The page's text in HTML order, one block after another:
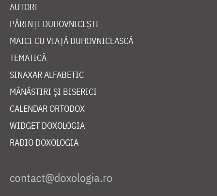
AUTORI
PĂRINȚI DUHOVNICEȘTI
MAICI CU VIAȚĂ DUHOVNICEASCĂ
TEMATICĂ
SINAXAR ALFABETIC
MĂNĂSTIRI ȘI BISERICI
CALENDAR ORTODOX
WIDGET DOXOLOGIA
RADIO DOXOLOGIA